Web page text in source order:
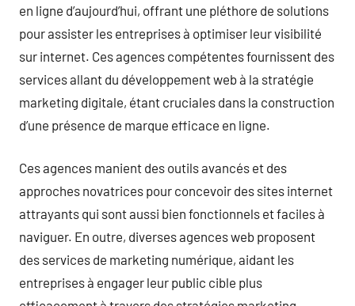
en ligne d’aujourd’hui, offrant une pléthore de solutions
pour assister les entreprises à optimiser leur visibilité
sur internet. Ces agences compétentes fournissent des
services allant du développement web à la stratégie
marketing digitale, étant cruciales dans la construction
d’une présence de marque efficace en ligne.
Ces agences manient des outils avancés et des
approches novatrices pour concevoir des sites internet
attrayants qui sont aussi bien fonctionnels et faciles à
naviguer. En outre, diverses agences web proposent
des services de marketing numérique, aidant les
entreprises à engager leur public cible plus